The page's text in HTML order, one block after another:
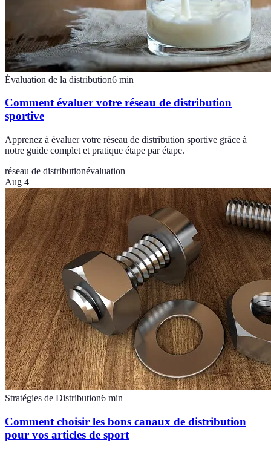
Évaluation de la distribution6 min
Comment évaluer votre réseau de distribution
sportive
Apprenez à évaluer votre réseau de distribution sportive grâce à
notre guide complet et pratique étape par étape.
réseau de distributionévaluation
Aug 4
Stratégies de Distribution6 min
Comment choisir les bons canaux de distribution
pour vos articles de sport